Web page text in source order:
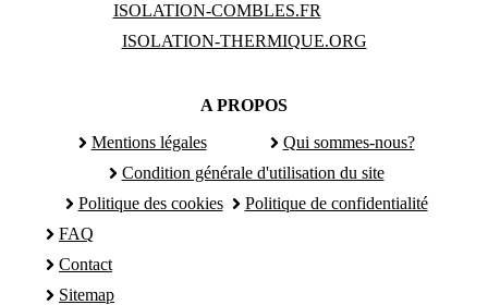
ISOLATION-COMBLES.FR
ISOLATION-THERMIQUE.ORG
A PROPOS
Mentions légales
Qui sommes-nous?
Condition générale d'utilisation du site
Politique des cookies
Politique de confidentialité
FAQ
Contact
Sitemap